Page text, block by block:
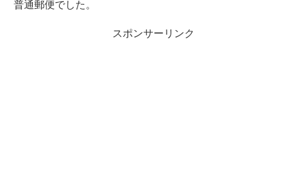
普通郵便でした。
スポンサーリンク